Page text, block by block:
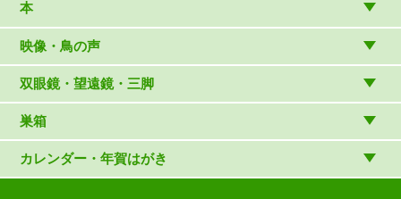
雑貨（村上康成）
マスコット・ブローチほか
本
図鑑
読み物
写真集・ガイドブック・絵本
日本野鳥の会連携団体の出版物
論文集（ストリクス）
映像・鳥の声
CD
DVD・ブルーレイ・ビデオ
鳴き声タッチペンなど
双眼鏡・望遠鏡・三脚
スターターセット
双眼鏡
巣箱
巣箱など
カレンダー・年賀はがき